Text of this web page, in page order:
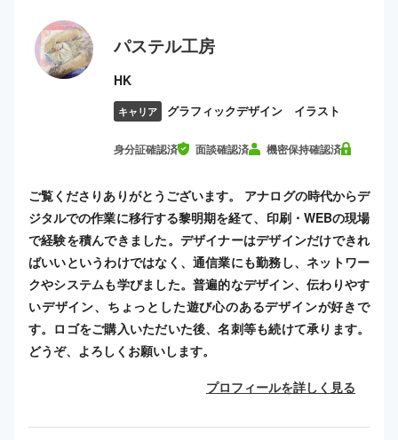
パステル工房
HK
キャリア グラフィックデザイン イラスト
身分証確認済 面談確認済 機密保持確認済
ご覧くださりありがとうございます。 アナログの時代からデ
ジタルでの作業に移行する黎明期を経て、印刷・WEBの現場
で経験を積んできました。デザイナーはデザインだけできれ
ばいいというわけではなく、通信業にも勤務し、ネットワー
クやシステムも学びました。普遍的なデザイン、伝わりやす
いデザイン、ちょっとした遊び心のあるデザインが好きで
す。ロゴをご購入いただいた後、名刺等も続けて承ります。
どうぞ、よろしくお願いします。
プロフィールを詳しく見る